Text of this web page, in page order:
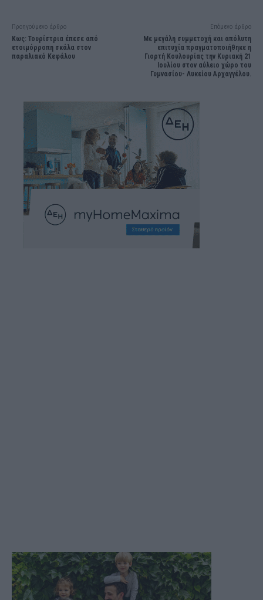
Προηγούμενο άρθρο
Κως: Τουρίστρια έπεσε από
ετοιμόρροπη σκάλα στον
παραλιακό Κεφάλου
Επόμενο άρθρο
Με μεγάλη συμμετοχή και απόλυτη
επιτυχία πραγματοποιήθηκε η
Γιορτή Κουλουρίας την Κυριακή 21
Ιουλίου στον αύλειο χώρο του
Γυμνασίου- Λυκείου Αρχαγγέλου.